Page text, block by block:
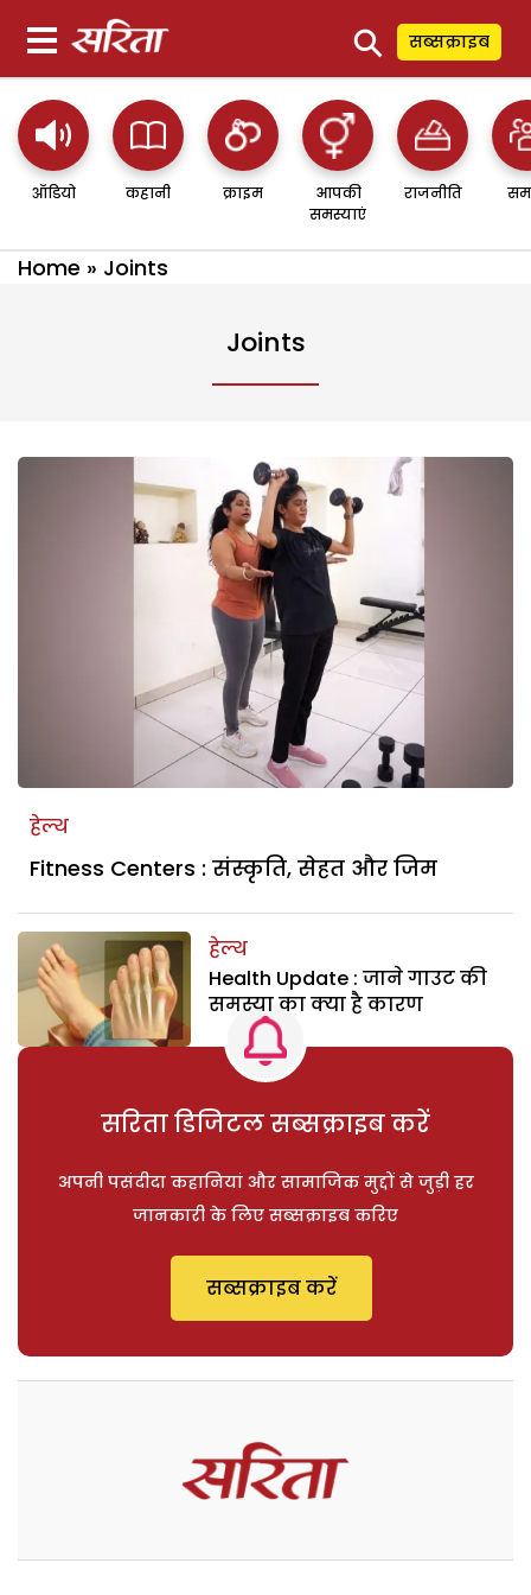
⚲ सब्सक्राइब
ऑडियो कहानी क्राइम
आपकी
समस्याएं
राजनीति
Home » Joints
Joints
हेल्थ
Fitness Centers : संस्कृति, सेहत और जिम
हेल्थ
Health Update : जाने गाउट की
समस्या का क्या है कारण
सरिता डिजिटल सब्सक्राइब करें
अपनी पसंदीदा कहानियां और सामाजिक मुद्दों से जुड़ी हर
जानकारी के लिए सब्सक्राइब करिए
सब्सक्राइब करें